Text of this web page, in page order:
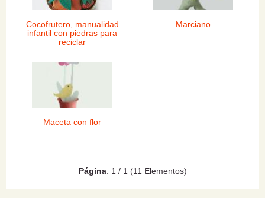
Cocofrutero, manualidad
infantil con piedras para
reciclar
Marciano
Maceta con flor
Página: 1 / 1 (11 Elementos)